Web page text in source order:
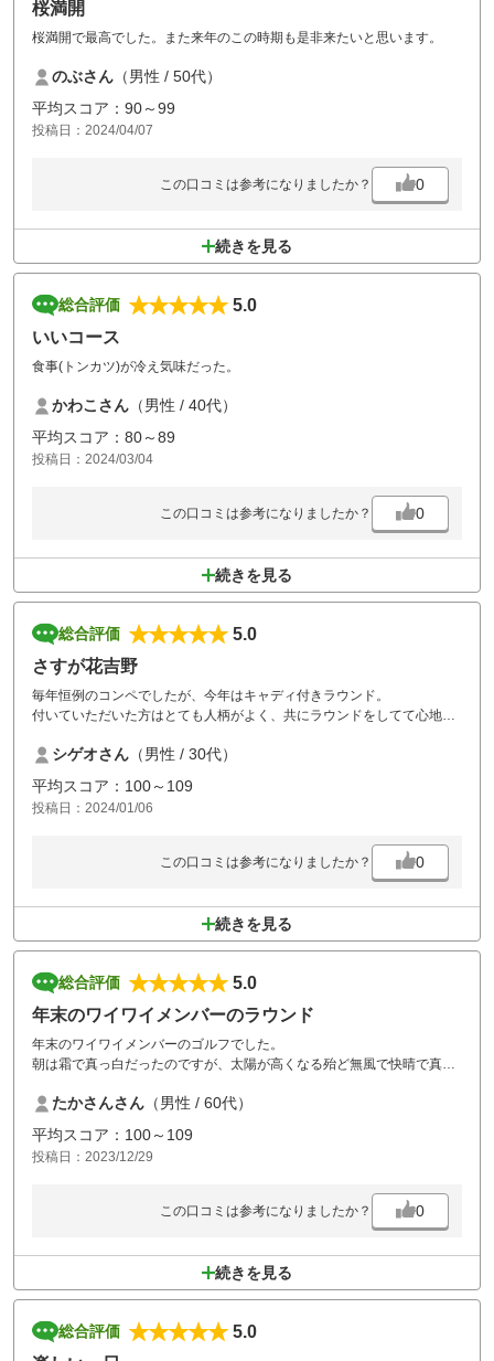
桜満開
桜満開で最高でした。また来年のこの時期も是非来たいと思います。
のぶさん （男性 / 50代）
平均スコア：90～99
投稿日：2024/04/07
この口コミは参考になりましたか？ 0
続きを見る
総合評価
5.0
いいコース
食事(トンカツ)が冷え気味だった。
かわこさん （男性 / 40代）
平均スコア：80～89
投稿日：2024/03/04
この口コミは参考になりましたか？ 0
続きを見る
総合評価
5.0
さすが花吉野
毎年恒例のコンペでしたが、今年はキャディ付きラウンド。
付いていただいた方はとても人柄がよく、共にラウンドをしてて心地よ
昼食も種類がとても豊富でさすが花吉野といった感じでした。
シゲオさん （男性 / 30代）
平均スコア：100～109
投稿日：2024/01/06
この口コミは参考になりましたか？ 0
続きを見る
総合評価
5.0
年末のワイワイメンバーのラウンド
年末のワイワイメンバーのゴルフでした。
朝は霜で真っ白だったのですが、太陽が高くなる殆ど無風で快晴で真冬
かく程の天候でした。
昨年も年末に利用させて頂きましたがコースコンデションも良くて気持
ち良くプレーができました。
最近では珍しく、コース途中の茶店もあり、スタッフさんの愛想も良く
浴室に無料のドリンクサービス機があったりで又利用したいです。
たかさんさん （男性 / 60代）
平均スコア：100～109
投稿日：2023/12/29
この口コミは参考になりましたか？ 0
続きを見る
総合評価
5.0